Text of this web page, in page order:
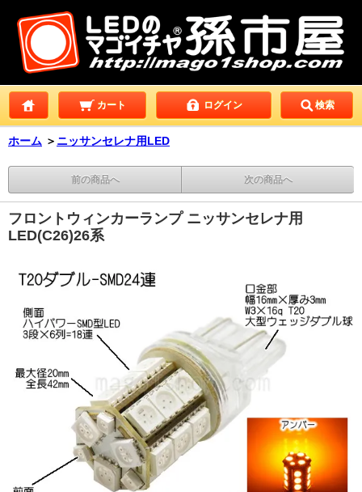
カート ログイン 検索
ホーム ＞ ニッサンセレナ用LED
前の商品へ 次の商品へ
フロントウィンカーランプ ニッサンセレナ用
LED(C26)26系